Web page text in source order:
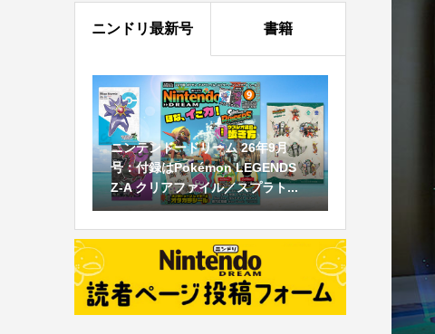
ニンドリ最新号 書籍
ニンテンドードリーム 26年9月
号：付録はPokémon LEGENDS
Z-A クリアファイル／スプラト...